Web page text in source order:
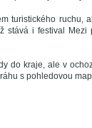
turistického ruchu,
stává i festival
do kraje, ale v
s pohledovou